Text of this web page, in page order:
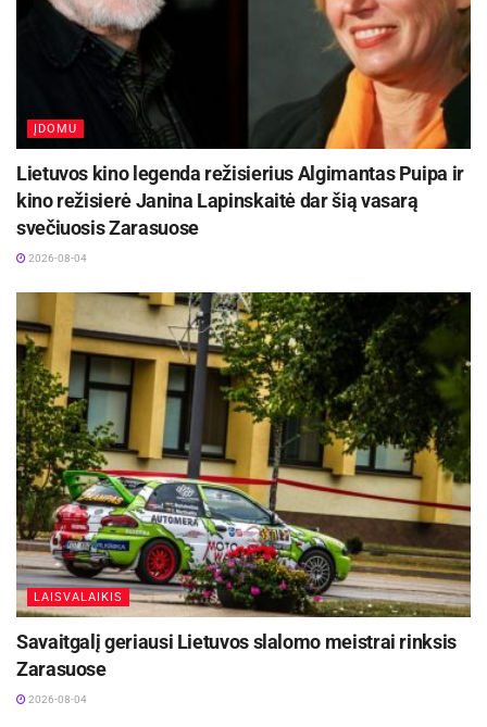
ĮDOMU
Lietuvos kino legenda režisierius Algimantas Puipa ir
kino režisierė Janina Lapinskaitė dar šią vasarą
svečiuosis Zarasuose
2026-08-04
LAISVALAIKIS
Savaitgalį geriausi Lietuvos slalomo meistrai rinksis
Zarasuose
2026-08-04